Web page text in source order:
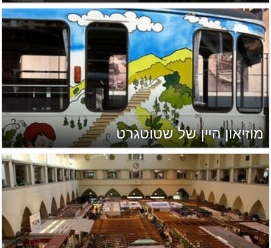
מוזיאון היין של שטוטגרט